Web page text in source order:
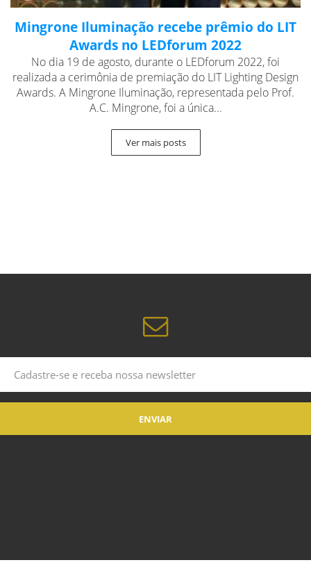
Mingrone Iluminação recebe prêmio do LIT
Awards no LEDforum 2022
No dia 19 de agosto, durante o LEDforum 2022, foi
realizada a cerimônia de premiação do LIT Lighting Design
Awards. A Mingrone Iluminação, representada pelo Prof.
A.C. Mingrone, foi a única...
Ver mais posts